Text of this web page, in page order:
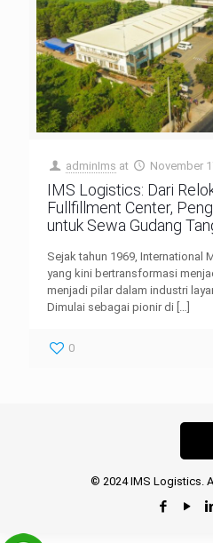
adminIms at November
IMS Logistics: Dari
Fullfillment Center,
untuk Sewa Gudang
Sejak tahun 1969, International
yang kini bertransformasi
menjadi pilar dalam industri
Dimulai sebagai pionir di […]
0
© 2024 IMS Logistics.